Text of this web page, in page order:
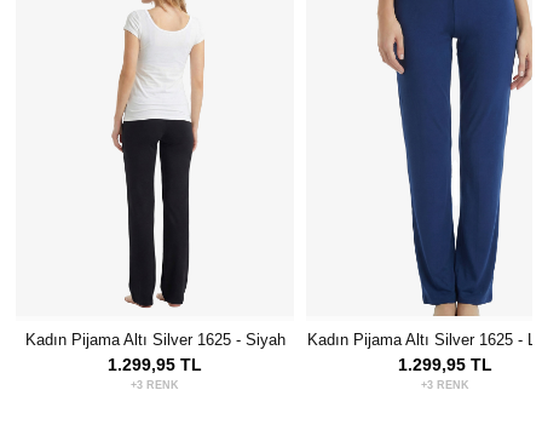
Kadın Pijama Altı Silver 1625 - Siyah
1.299,95 TL
+3 RENK
Kadın Pijama Altı Silver 1625 -
1.299,95 TL
+3 RENK